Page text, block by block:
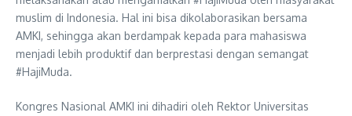
muslim di Indonesia. Hal ini bisa dikolaborasikan bersama
AMKI, sehingga akan berdampak kepada para mahasiswa
menjadi lebih produktif dan berprestasi dengan semangat
#HajiMuda.
Kongres Nasional AMKI ini dihadiri oleh Rektor Universitas